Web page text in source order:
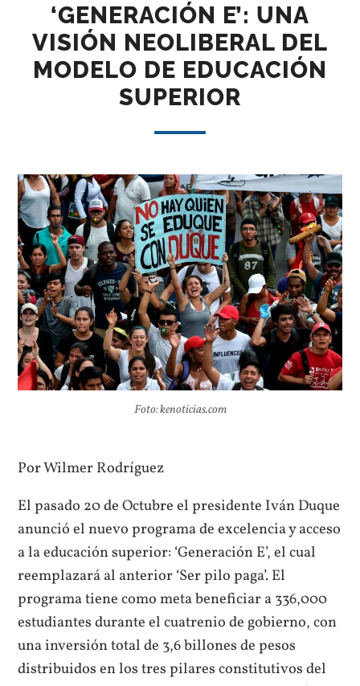
‘GENERACIÓN E’: UNA
VISIÓN NEOLIBERAL DEL
MODELO DE EDUCACIÓN
SUPERIOR
Foto: kenoticias.com
Por Wilmer Rodríguez
El pasado 20 de Octubre el presidente Iván Duque
anunció el nuevo programa de excelencia y acceso
a la educación superior: ‘Generación E’, el cual
reemplazará al anterior ‘Ser pilo paga’. El
programa tiene como meta beneficiar a 336,000
estudiantes durante el cuatrenio de gobierno, con
una inversión total de 3,6 billones de pesos
distribuidos en los tres pilares constitutivos del